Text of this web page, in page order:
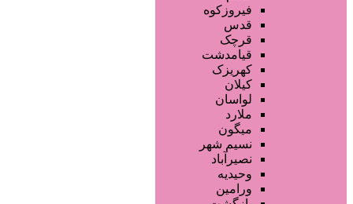
فیروزکوه
قدس
قرچک
قیامدشت
کهریزک
کیلان
لواسان
ملارد
میگون
نسیم شهر
نصیرآباد
وحیدیه
ورامین
صفحه اصلی
آگهی انبوه
طراحی سایت
صفحه اختصاصی
لیست سایتهای تبلیغاتی